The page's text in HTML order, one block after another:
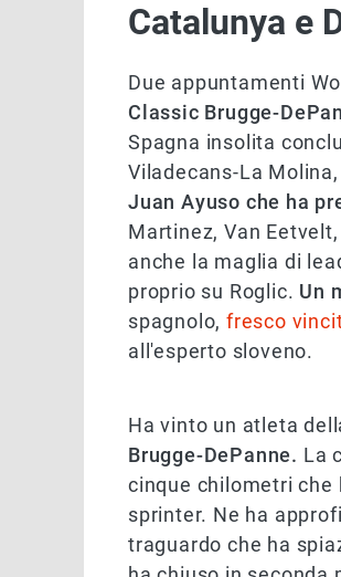
Catalunya e
Due appuntamenti
Classic Brugge-
Spagna insolita
Viladecans-La
Juan Ayuso che ha
Martinez, Van
anche la maglia di
proprio su Roglic. Un
spagnolo,fresco
all'esperto sloveno.
Ha vinto un atleta
Brugge-DePanne. La
cinque chilometri che
sprinter. Ne ha
traguardo che ha